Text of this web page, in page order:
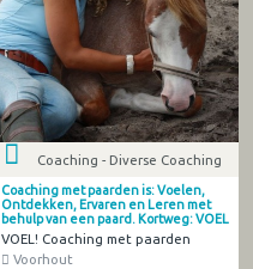
Coaching - Diverse Coaching
Coaching met paarden is: Voelen,
Ontdekken, Ervaren en Leren met
behulp van een paard. Kortweg: VOEL
VOEL! Coaching met paarden
Voorhout